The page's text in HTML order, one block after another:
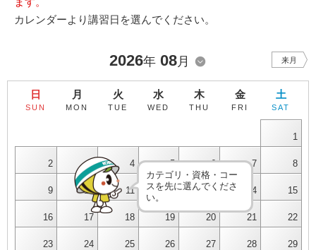
カレンダーより講習日を選んでください。
2026年 08月 来月
日
SUN
月
MON
火
TUE
水
WED
木
THU
金
FRI
土
SAT
1
2 3 4 5 6 7 8
9 10 11 12 13 14 15
16 17 18 19 20 21 22
23 24 25 26 27 28 29
カテゴリ・資格・コー
スを先に選んでくださ
い。